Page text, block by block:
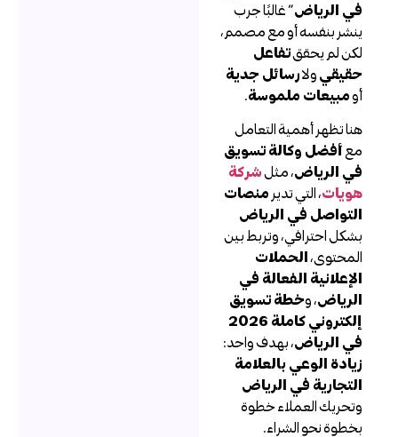
في الرياض” غالبًا جرب
ينشر بنفسه أو مع مصمم،
لكن لم يحقق تفاعل
حقيقيولارسائل جدية
مبيعات ملموسة.
هنا تظهر أهمية التعامل
أفضل وكالة تسويق
في الرياض، مثل شركة
هويات، التي تديرمنصات
التواصل في الرياض
بشكل احترافي، وتربط بين
المحتوى،الحملات
الإعلانية الفعالة في
الرياض، وخطة تسويق
إلكتروني كاملة 2026
في الرياض، بهدف واحد:
زيادة الوعي بالعلامة
التجارية في الرياض
وتحريك العملاء خطوة
بخطوة نحو الشراء.